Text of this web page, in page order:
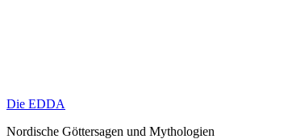
Die EDDA
Nordische Göttersagen und Mythologien